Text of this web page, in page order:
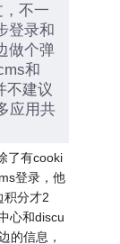
不一
登录和
做个弹
和
不建议
应用共
了有cooki
登录，他
积分才2
心和discu
的信息，